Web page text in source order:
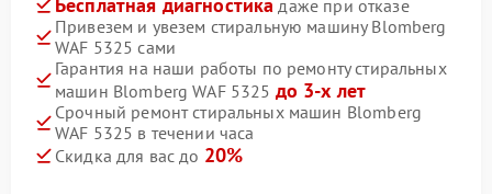
Бесплатная диагностика даже при отказе
Привезем и увезем стиральную машину Blomberg
WAF 5325 сами
Гарантия на наши работы по ремонту стиральных
машин Blomberg WAF 5325 до 3-х лет
Срочный ремонт стиральных машин Blomberg
WAF 5325 в течении часа
Скидка для вас до 20%